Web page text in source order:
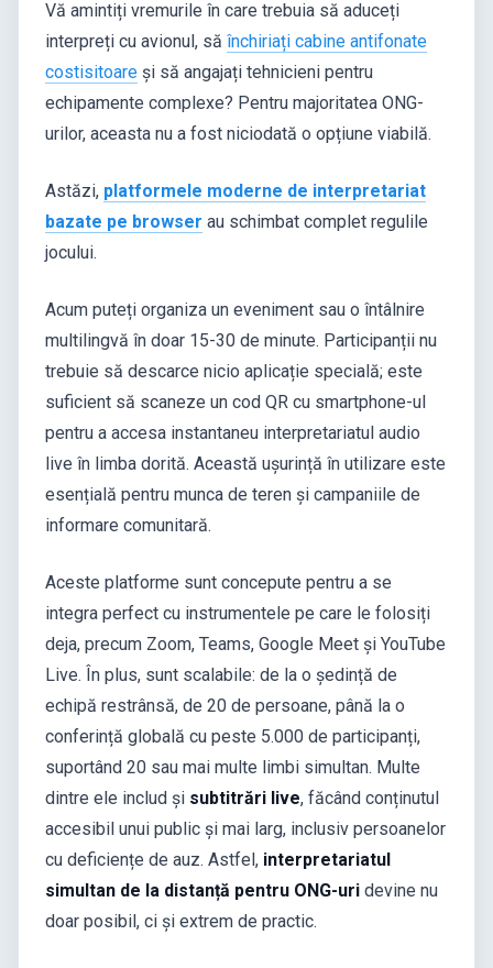
Vă amintiți vremurile în care trebuia să aduceți
interpreți cu avionul, să închiriați cabine antifonate
costisitoare și să angajați tehnicieni pentru
echipamente complexe? Pentru majoritatea ONG-
urilor, aceasta nu a fost niciodată o opțiune viabilă.
Astăzi, platformele moderne de interpretariat
bazate pe browser au schimbat complet regulile
jocului.
Acum puteți organiza un eveniment sau o întâlnire
multilingvă în doar 15-30 de minute. Participanții nu
trebuie să descarce nicio aplicație specială; este
suficient să scaneze un cod QR cu smartphone-ul
pentru a accesa instantaneu interpretariatul audio
live în limba dorită. Această ușurință în utilizare este
esențială pentru munca de teren și campaniile de
informare comunitară.
Aceste platforme sunt concepute pentru a se
integra perfect cu instrumentele pe care le folosiți
deja, precum Zoom, Teams, Google Meet și YouTube
Live. În plus, sunt scalabile: de la o ședință de
echipă restrânsă, de 20 de persoane, până la o
conferință globală cu peste 5.000 de participanți,
suportând 20 sau mai multe limbi simultan. Multe
dintre ele includ și subtitrări live, făcând conținutul
accesibil unui public și mai larg, inclusiv persoanelor
cu deficiențe de auz. Astfel, interpretariatul
simultan de la distanță pentru ONG-uri devine nu
doar posibil, ci și extrem de practic.